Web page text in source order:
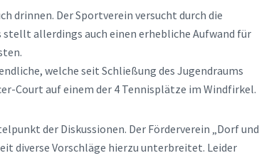
drinnen. Der Sportverein versucht durch die
stellt allerdings auch einen erhebliche Aufwand für
welche seit Schließung des Jugendraums
Court auf einem der 4 Tennisplätze im Windfirkel.
der Diskussionen. Der Förderverein „Dorf und
diverse Vorschläge hierzu unterbreitet. Leider